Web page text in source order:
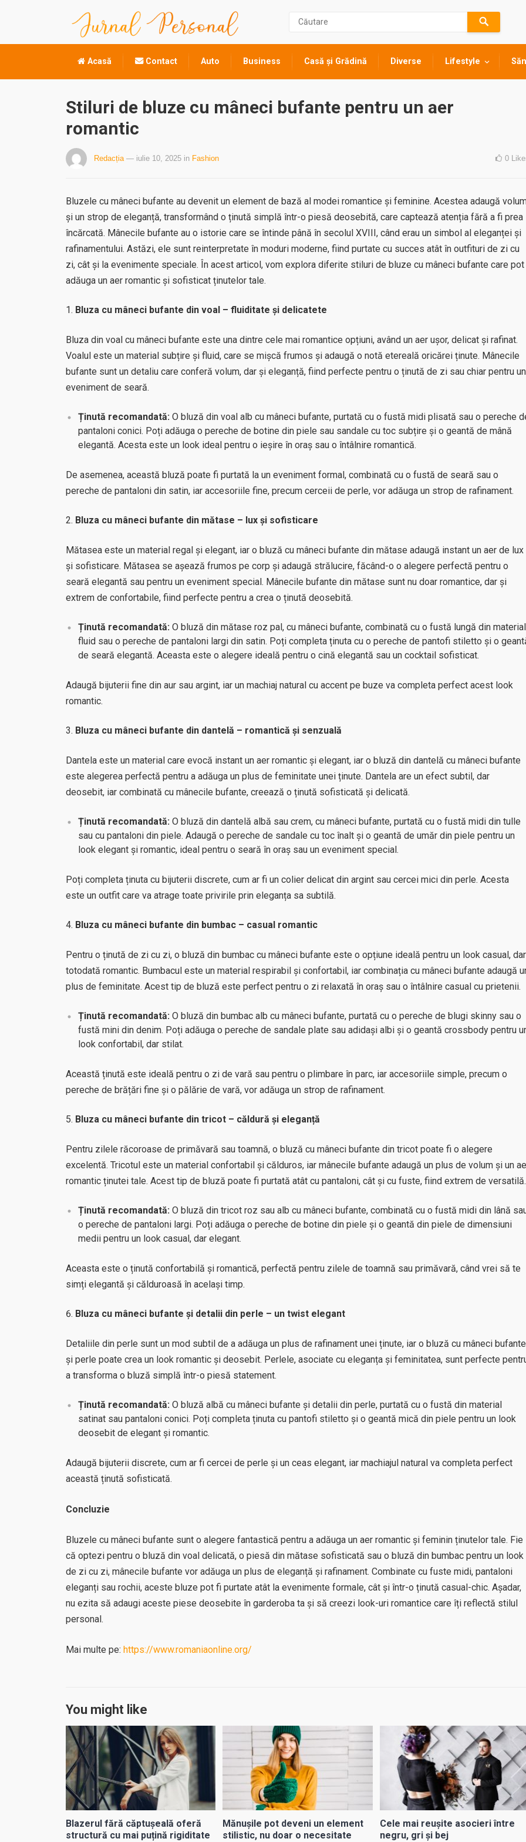
Acasă Contact Auto Business Casă și Grădină Diverse Lifestyle
Stiluri de bluze cu mâneci bufante pentru un aer
romantic
Redacția — iulie 10, 2025 in Fashion 0
Bluzele cu mâneci bufante au devenit un element de bază al modei romantice și feminine. Acestea adaugă
și un strop de eleganță, transformând o ținută simplă într-o piesă deosebită, care captează atenția fără a fi prea
încărcată. Mânecile bufante au o istorie care se întinde până în secolul XVIII, când erau un simbol al eleganței și
rafinamentului. Astăzi, ele sunt reinterpretate în moduri moderne, fiind purtate cu succes atât în outfituri de zi cu
zi, cât și la evenimente speciale. În acest articol, vom explora diferite stiluri de bluze cu mâneci bufante care pot
adăuga un aer romantic și sofisticat ținutelor tale.
Bluza cu mâneci bufante din voal – fluiditate și delicatete
Bluza din voal cu mâneci bufante este una dintre cele mai romantice opțiuni, având un aer ușor, delicat și rafinat.
Voalul este un material subțire și fluid, care se mișcă frumos și adaugă o notă etereală oricărei ținute. Mânecile
bufante sunt un detaliu care conferă volum, dar și eleganță, fiind perfecte pentru o ținută de zi sau chiar pentru un
eveniment de seară.
Ținută recomandată: O bluză din voal alb cu mâneci bufante, purtată cu o fustă midi plisată sau o pereche
pantaloni conici. Poți adăuga o pereche de botine din piele sau sandale cu toc subțire și o geantă de mână
elegantă. Acesta este un look ideal pentru o ieșire în oraș sau o întâlnire romantică.
De asemenea, această bluză poate fi purtată la un eveniment formal, combinată cu o fustă de seară sau o
pereche de pantaloni din satin, iar accesoriile fine, precum cerceii de perle, vor adăuga un strop de rafinament.
Bluza cu mâneci bufante din mătase – lux și sofisticare
Mătasea este un material regal și elegant, iar o bluză cu mâneci bufante din mătase adaugă instant un aer de lux
și sofisticare. Mătasea se așează frumos pe corp și adaugă strălucire, făcând-o o alegere perfectă pentru o
seară elegantă sau pentru un eveniment special. Mânecile bufante din mătase sunt nu doar romantice, dar și
extrem de confortabile, fiind perfecte pentru a crea o ținută deosebită.
Ținută recomandată: O bluză din mătase roz pal, cu mâneci bufante, combinată cu o fustă lungă din material
fluid sau o pereche de pantaloni largi din satin. Poți completa ținuta cu o pereche de pantofi stiletto și o
de seară elegantă. Aceasta este o alegere ideală pentru o cină elegantă sau un cocktail sofisticat.
Adaugă bijuterii fine din aur sau argint, iar un machiaj natural cu accent pe buze va completa perfect acest look
romantic.
Bluza cu mâneci bufante din dantelă – romantică și senzuală
Dantela este un material care evocă instant un aer romantic și elegant, iar o bluză din dantelă cu mâneci bufante
este alegerea perfectă pentru a adăuga un plus de feminitate unei ținute. Dantela are un efect subtil, dar
deosebit, iar combinată cu mânecile bufante, creează o ținută sofisticată și delicată.
Ținută recomandată: O bluză din dantelă albă sau crem, cu mâneci bufante, purtată cu o fustă midi din tulle
sau cu pantaloni din piele. Adaugă o pereche de sandale cu toc înalt și o geantă de umăr din piele pentru un
look elegant și romantic, ideal pentru o seară în oraș sau un eveniment special.
Poți completa ținuta cu bijuterii discrete, cum ar fi un colier delicat din argint sau cercei mici din perle. Acesta
este un outfit care va atrage toate privirile prin eleganța sa subtilă.
Bluza cu mâneci bufante din bumbac – casual romantic
Pentru o ținută de zi cu zi, o bluză din bumbac cu mâneci bufante este o opțiune ideală pentru un look casual, dar
totodată romantic. Bumbacul este un material respirabil și confortabil, iar combinația cu mâneci bufante adaugă
plus de feminitate. Acest tip de bluză este perfect pentru o zi relaxată în oraș sau o întâlnire casual cu prietenii.
Ținută recomandată: O bluză din bumbac alb cu mâneci bufante, purtată cu o pereche de blugi skinny sau o
fustă mini din denim. Poți adăuga o pereche de sandale plate sau adidași albi și o geantă crossbody pentru
look confortabil, dar stilat.
Această ținută este ideală pentru o zi de vară sau pentru o plimbare în parc, iar accesoriile simple, precum o
pereche de brățări fine și o pălărie de vară, vor adăuga un strop de rafinament.
Bluza cu mâneci bufante din tricot – căldură și eleganță
Pentru zilele răcoroase de primăvară sau toamnă, o bluză cu mâneci bufante din tricot poate fi o alegere
excelentă. Tricotul este un material confortabil și călduros, iar mânecile bufante adaugă un plus de volum și un
romantic ținutei tale. Acest tip de bluză poate fi purtată atât cu pantaloni, cât și cu fuste, fiind extrem de versatilă.
Ținută recomandată: O bluză din tricot roz sau alb cu mâneci bufante, combinată cu o fustă midi din lână
o pereche de pantaloni largi. Poți adăuga o pereche de botine din piele și o geantă din piele de dimensiuni
medii pentru un look casual, dar elegant.
Aceasta este o ținută confortabilă și romantică, perfectă pentru zilele de toamnă sau primăvară, când vrei să te
simți elegantă și călduroasă în același timp.
Bluza cu mâneci bufante și detalii din perle – un twist elegant
Detaliile din perle sunt un mod subtil de a adăuga un plus de rafinament unei ținute, iar o bluză cu mâneci bufante
și perle poate crea un look romantic și deosebit. Perlele, asociate cu eleganța și feminitatea, sunt perfecte
a transforma o bluză simplă într-o piesă statement.
Ținută recomandată: O bluză albă cu mâneci bufante și detalii din perle, purtată cu o fustă din material
satinat sau pantaloni conici. Poți completa ținuta cu pantofi stiletto și o geantă mică din piele pentru un look
deosebit de elegant și romantic.
Adaugă bijuterii discrete, cum ar fi cercei de perle și un ceas elegant, iar machiajul natural va completa perfect
această ținută sofisticată.
Concluzie
Bluzele cu mâneci bufante sunt o alegere fantastică pentru a adăuga un aer romantic și feminin ținutelor tale. Fie
că optezi pentru o bluză din voal delicată, o piesă din mătase sofisticată sau o bluză din bumbac pentru un look
de zi cu zi, mânecile bufante vor adăuga un plus de eleganță și rafinament. Combinate cu fuste midi, pantaloni
eleganți sau rochii, aceste bluze pot fi purtate atât la evenimente formale, cât și într-o ținută casual-chic. Așadar,
nu ezita să adaugi aceste piese deosebite în garderoba ta și să creezi look-uri romantice care îți reflectă stilul
personal.
Mai multe pe: https://www.romaniaonline.org/
You might like
Blazerul fără căptușeală oferă
structură cu mai puțină rigiditate
Mănușile pot deveni un element
stilistic, nu doar o necesitate
Cele mai reușite asocieri între
negru, gri și bej